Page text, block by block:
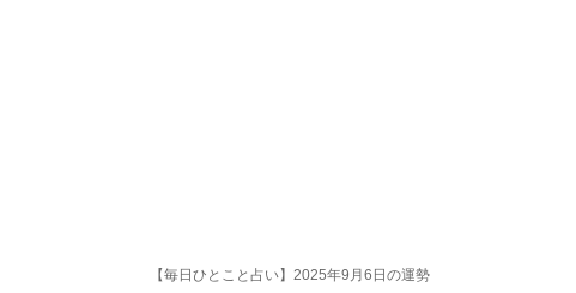
【毎日ひとこと占い】2025年9月6日の運勢